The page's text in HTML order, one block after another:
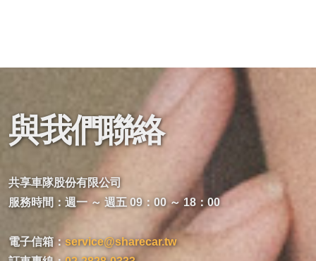
與我們聯絡
共享車隊股份有限公司
服務時間：週一 ～ 週五 09：00 ～ 18：00
電子信箱： service@sharecar.tw